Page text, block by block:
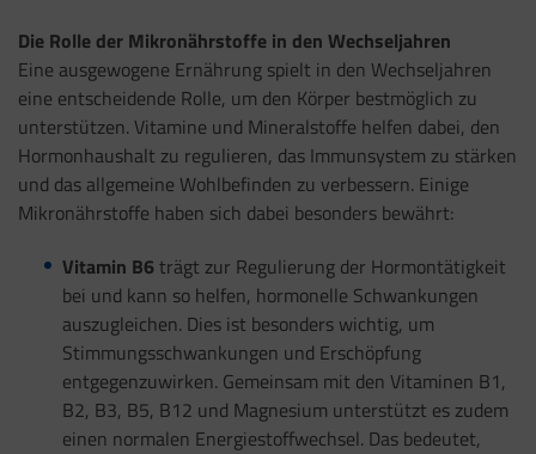
Die Rolle der Mikronährstoffe in den Wechseljahren
Eine ausgewogene Ernährung spielt in den Wechseljahren
eine entscheidende Rolle, um den Körper bestmöglich zu
unterstützen. Vitamine und Mineralstoffe helfen dabei, den
Hormonhaushalt zu regulieren, das Immunsystem zu stärken
und das allgemeine Wohlbefinden zu verbessern. Einige
Mikronährstoffe haben sich dabei besonders bewährt:
Vitamin B6trägt zur Regulierung der Hormontätigkeit
bei und kann so helfen, hormonelle Schwankungen
auszugleichen. Dies ist besonders wichtig, um
Stimmungsschwankungen und Erschöpfung
entgegenzuwirken. Gemeinsam mit den Vitaminen B1,
B2, B3, B5, B12 und Magnesium unterstützt es zudem
einen normalen Energiestoffwechsel. Das bedeutet,